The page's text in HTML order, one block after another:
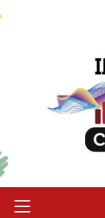
Menu